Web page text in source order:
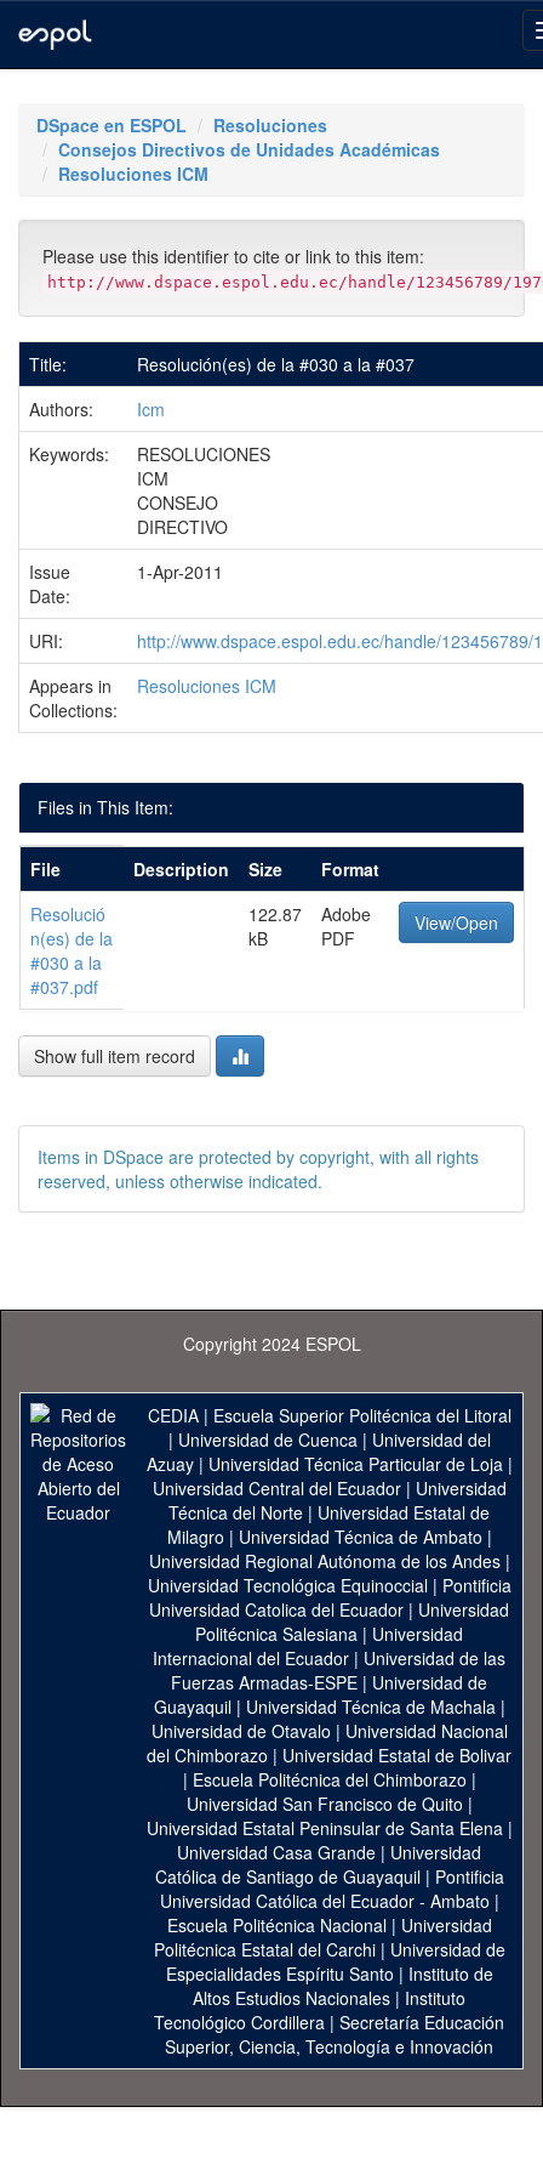
navigationDSpace en ESPOL
Resoluciones
Consejos Directivos de Unidades Académicas
Resoluciones ICM
Please use this identifier to cite or link to this item:
http://www.dspace.espol.edu.ec/handle/123456789/
Title:
Resolución(es) de la #030 a la #037
Authors:
Icm
Keywords:
RESOLUCIONES
ICM
CONSEJO
DIRECTIVO
Issue
Date:
1-Apr-2011
URI:
http://www.dspace.espol.edu.ec/handle/123456789/
Appears in
Collections:
Resoluciones ICM
Files in This Item:
File Description Size
Format
Resolució
n(es) de la
#030 a la
#037.pdf
122.87
kB
Adobe
PDF
View/Open
Show full item record
Items in DSpace are protected by copyright, with all rights
reserved, unless otherwise indicated.
Copyright 2024 ESPOL
CEDIA| Escuela Superior Politécnica del Litoral
| Universidad de Cuenca| Universidad del
Azuay| Universidad Técnica Particular de Loja|
Universidad Central del Ecuador| Universidad
Técnica del Norte | Universidad Estatal de
Milagro | Universidad Técnica de Ambato |
Universidad Regional Autónoma de los Andes|
Universidad Tecnológica Equinoccial| Pontificia
Universidad Catolica del Ecuador | Universidad
Politécnica Salesiana | Universidad
Internacional del Ecuador | Universidad de las
Fuerzas Armadas-ESPE | Universidad de
Guayaquil| Universidad Técnica de Machala|
Universidad de Otavalo | Universidad Nacional
del Chimborazo | Universidad Estatal de Bolivar
| Escuela Politécnica del Chimborazo |
Universidad San Francisco de Quito |
Universidad Estatal Peninsular de Santa Elena|
Universidad Casa Grande | Universidad
Católica de Santiago de Guayaquil| Pontificia
Universidad Católica del Ecuador - Ambato |
Escuela Politécnica Nacional| Universidad
Politécnica Estatal del Carchi| Universidad de
Especialidades Espíritu Santo | Instituto de
Altos Estudios Nacionales | Instituto
Tecnológico Cordillera | Secretaría Educación
Superior, Ciencia, Tecnología e Innovación